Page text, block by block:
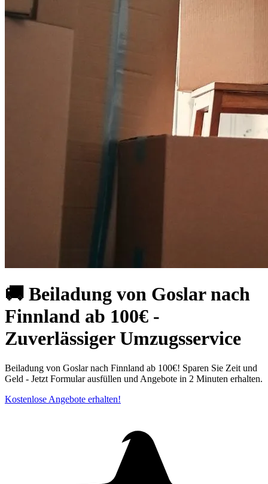
🚚 Beiladung von Goslar nach
Finnland ab 100€ -
Zuverlässiger Umzugsservice
Beiladung von Goslar nach Finnland ab 100€! Sparen Sie Zeit und
Geld - Jetzt Formular ausfüllen und Angebote in 2 Minuten erhalten.
Kostenlose Angebote erhalten!